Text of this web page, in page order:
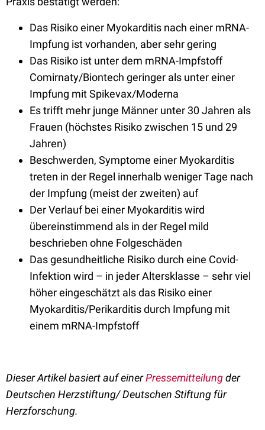
Das Risiko einer Myokarditis nach einer mRNA-
Impfung ist vorhanden, aber sehr gering
Das Risiko ist unter dem mRNA-Impfstoff
Comirnaty/Biontech geringer als unter einer
Impfung mit Spikevax/Moderna
Es trifft mehr junge Männer unter 30 Jahren als
Frauen (höchstes Risiko zwischen 15 und 29
Jahren)
Beschwerden, Symptome einer Myokarditis
treten in der Regel innerhalb weniger Tage nach
der Impfung (meist der zweiten) auf
Der Verlauf bei einer Myokarditis wird
übereinstimmend als in der Regel mild
beschrieben ohne Folgeschäden
Das gesundheitliche Risiko durch eine Covid-
Infektion wird – in jeder Altersklasse – sehr viel
höher eingeschätzt als das Risiko einer
Myokarditis/Perikarditis durch Impfung mit
einem mRNA-Impfstoff
Dieser Artikel basiert auf einerPressemitteilungder
Deutschen Herzstiftung/ Deutschen Stiftung für
Herzforschung.